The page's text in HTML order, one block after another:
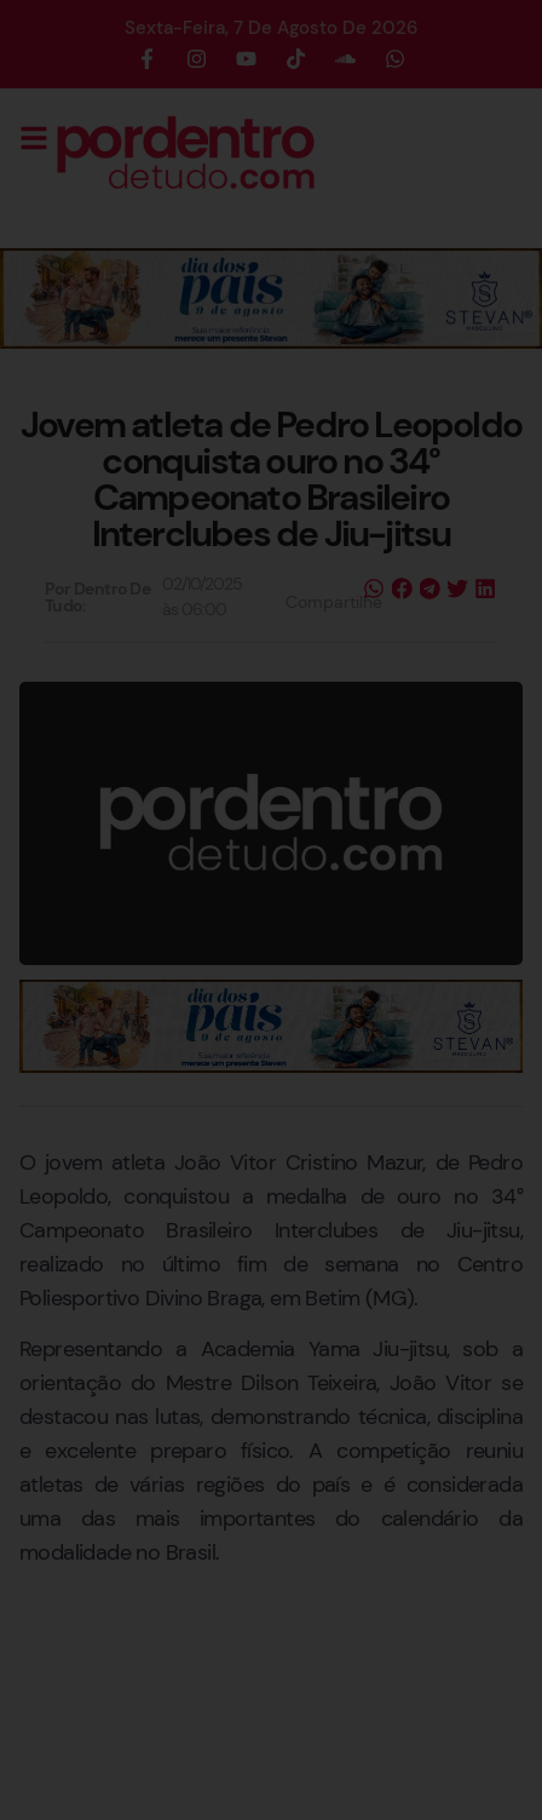
Sexta-Feira, 7 De Agosto De 2026
Jovem atleta de Pedro Leopoldo
conquista ouro no 34°
Campeonato Brasileiro
Interclubes de Jiu-jitsu
Compartilhe
O jovem atleta João Vitor Cristino Mazur, de Pedro
Leopoldo, conquistou a medalha de ouro no 34°
Campeonato Brasileiro Interclubes de Jiu-jitsu,
realizado no último fim de semana no Centro
Poliesportivo Divino Braga, em Betim (MG).
Representando a Academia Yama Jiu-jitsu, sob a
orientação do Mestre Dilson Teixeira, João Vitor se
destacou nas lutas, demonstrando técnica, disciplina
e excelente preparo físico. A competição reuniu
atletas de várias regiões do país e é considerada
uma das mais importantes do calendário da
modalidade no Brasil.